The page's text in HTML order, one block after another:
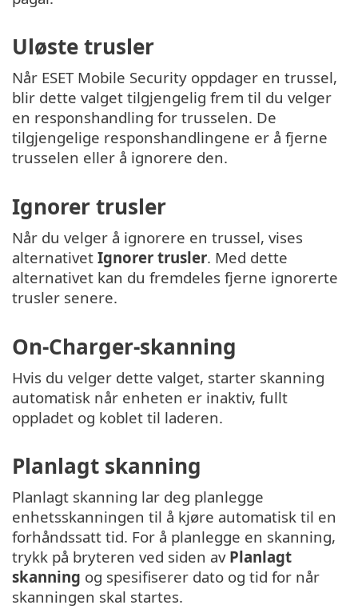
Uløste trusler
Når ESET Mobile Security oppdager en trussel,
blir dette valget tilgjengelig frem til du velger
en responshandling for trusselen. De
tilgjengelige responshandlingene er å fjerne
trusselen eller å ignorere den.
Ignorer trusler
Når du velger å ignorere en trussel, vises
alternativet Ignorer trusler. Med dette
alternativet kan du fremdeles fjerne ignorerte
trusler senere.
On-Charger-skanning
Hvis du velger dette valget, starter skanning
automatisk når enheten er inaktiv, fullt
oppladet og koblet til laderen.
Planlagt skanning
Planlagt skanning lar deg planlegge
enhetsskanningen til å kjøre automatisk til en
forhåndssatt tid. For å planlegge en skanning,
trykk på bryteren ved siden av Planlagt
skanning og spesifiserer dato og tid for når
skanningen skal startes.